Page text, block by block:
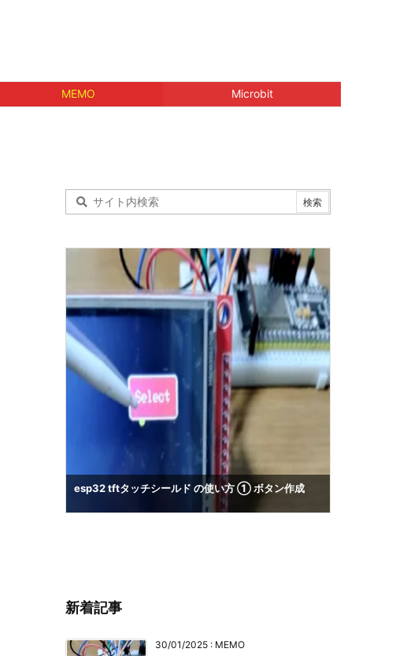
MEMO Microbit
esp32 tftタッチシールド の使い方 ① ボタン作成
新着記事
30/01/2025 : MEMO